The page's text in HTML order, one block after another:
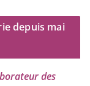
depuis mai
des